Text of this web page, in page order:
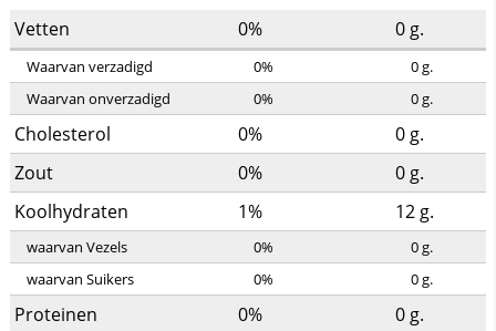
Vetten 0% 0 g.
Waarvan verzadigd 0% 0g.
Waarvan onverzadigd
0% 0g.
Cholesterol 0% 0 g.
Zout
0% 0 g.
Koolhydraten
1% 12 g.
waarvan Vezels 0% 0g.
waarvan Suikers
0% 0g.
Proteinen 0% 0 g.